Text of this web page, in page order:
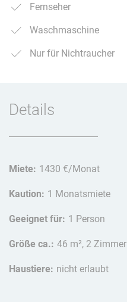
Fernseher
Waschmaschine
Nur für Nichtraucher
Details
Miete: 1430 €/Monat
Kaution: 1 Monatsmiete
Geeignet für: 1 Person
Größe ca.: 46 m², 2 Zimmer
Haustiere: nicht erlaubt